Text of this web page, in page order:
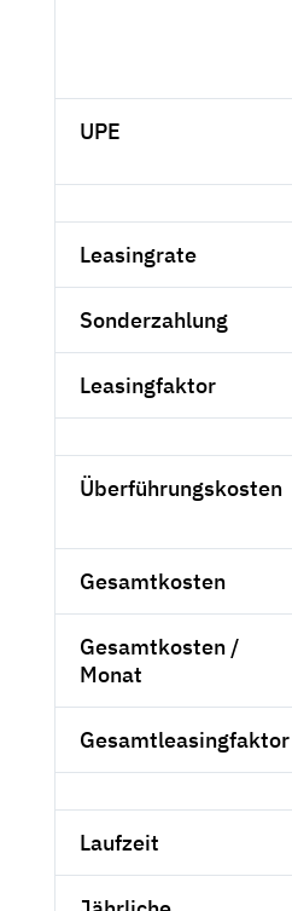
UPE
Leasingrate
Sonderzahlung
Leasingfaktor
Überführungskosten
Gesamtkosten
Gesamtkosten /
Monat
Gesamtleasingfaktor
Laufzeit